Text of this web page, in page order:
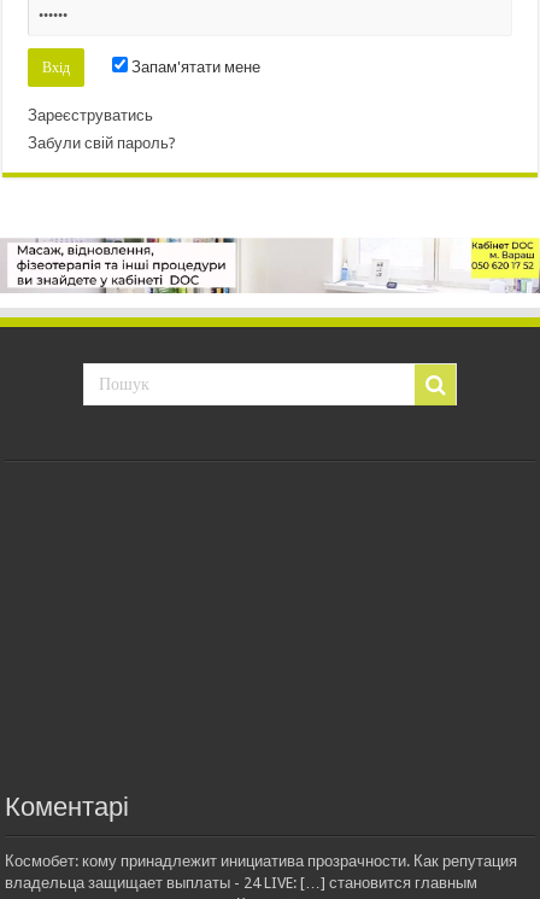
Запам'ятати мене
Зареєструватись
Забули свій пароль?
Коментарі
Космобет: кому принадлежит инициатива прозрачности. Как репутация
владельца защищает выплаты - 24 LIVE: […] становится главным